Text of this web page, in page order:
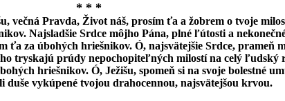
* * *
večná Pravda, Život náš, prosím ťa a žobrem o tvoje
Najsladšie Srdce môjho Pána, plné ľútosti a
ťa za úbohých hriešnikov. Ó, najsvätejšie Srdce, prameň
tryskajú prúdy nepochopiteľných milostí na celý ľudský
hriešnikov. Ó, Ježišu, spomeň si na svoje bolestné
duše vykúpené tvojou drahocennou, najsvätejšou krvou.